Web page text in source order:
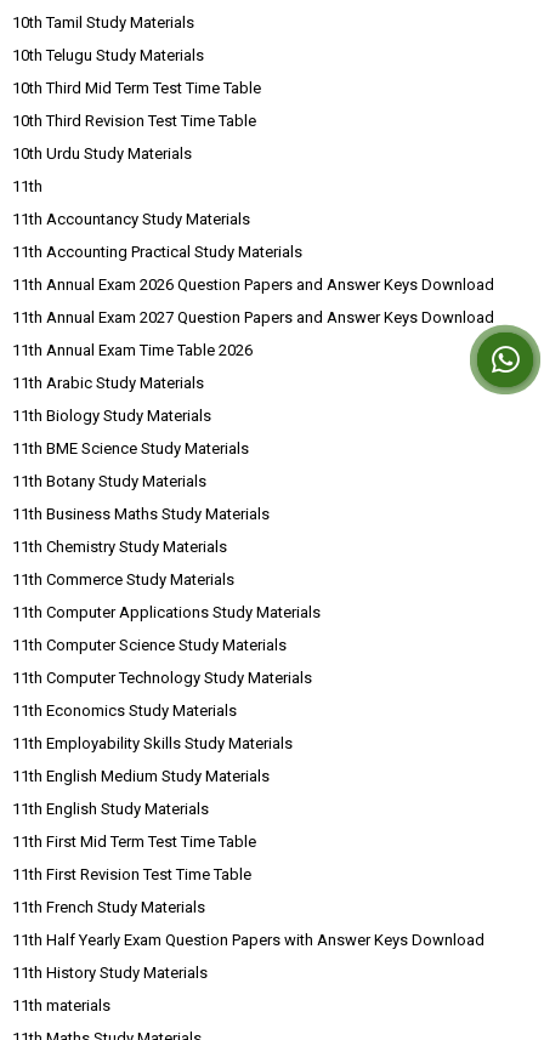
10th Tamil Study Materials
10th Telugu Study Materials
10th Third Mid Term Test Time Table
10th Third Revision Test Time Table
10th Urdu Study Materials
11th
11th Accountancy Study Materials
11th Accounting Practical Study Materials
11th Annual Exam 2026 Question Papers and Answer Keys Download
11th Annual Exam 2027 Question Papers and Answer Keys Download
11th Annual Exam Time Table 2026
11th Arabic Study Materials
11th Biology Study Materials
11th BME Science Study Materials
11th Botany Study Materials
11th Business Maths Study Materials
11th Chemistry Study Materials
11th Commerce Study Materials
11th Computer Applications Study Materials
11th Computer Science Study Materials
11th Computer Technology Study Materials
11th Economics Study Materials
11th Employability Skills Study Materials
11th English Medium Study Materials
11th English Study Materials
11th First Mid Term Test Time Table
11th First Revision Test Time Table
11th French Study Materials
11th Half Yearly Exam Question Papers with Answer Keys Download
11th History Study Materials
11th materials